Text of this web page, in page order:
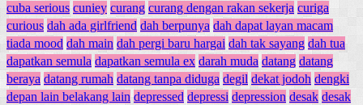
cuba serious cuniey curang curang dengan rakan sekerja curiga
curious dah ada girlfriend dah berpunya dah dapat layan macam
tiada mood dah main dah pergi baru hargai dah tak sayang dah tua
dapatkan semula dapatkan semula ex darah muda datang datang
beraya datang rumah datang tanpa diduga degil dekat jodoh dengki
depan lain belakang lain depressed depressi depression desak desak